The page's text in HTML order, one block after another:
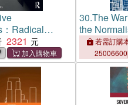
Radical
the Academy
2321
30.The
the
Security
若需訂購